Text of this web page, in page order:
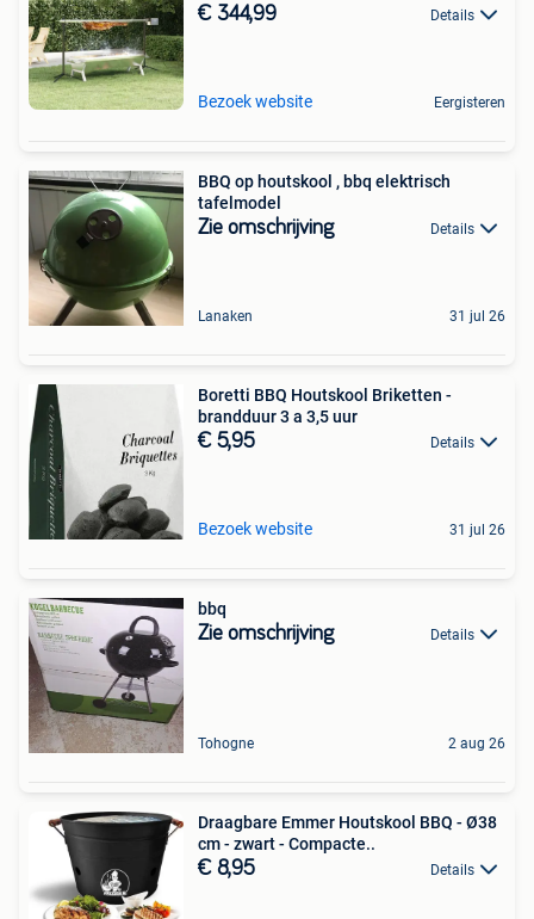
€ 344,99 Details
Bezoek website Eergisteren
BBQ op houtskool , bbq elektrisch
tafelmodel
Zie omschrijving Details
Lanaken 31 jul 26
Boretti BBQ Houtskool Briketten -
brandduur 3 a 3,5 uur
€ 5,95 Details
Bezoek website 31 jul 26
bbq
Zie omschrijving Details
Tohogne 2 aug 26
Draagbare Emmer Houtskool BBQ - Ø38
cm - zwart - Compacte..
€ 8,95 Details